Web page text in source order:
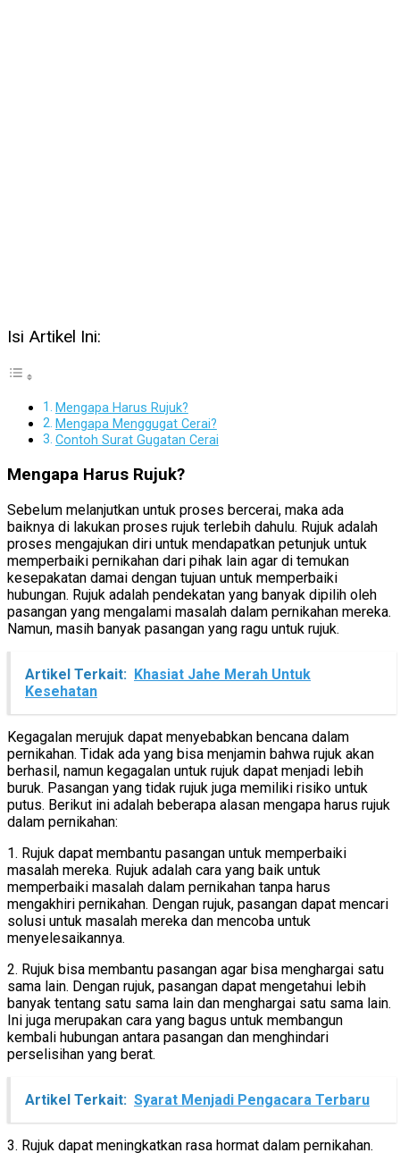
Isi Artikel Ini:
Mengapa Harus Rujuk?
Mengapa Menggugat Cerai?
Contoh Surat Gugatan Cerai
Mengapa Harus Rujuk?
Sebelum melanjutkan untuk proses bercerai, maka ada
baiknya di lakukan proses rujuk terlebih dahulu. Rujuk adalah
proses mengajukan diri untuk mendapatkan petunjuk untuk
memperbaiki pernikahan dari pihak lain agar di temukan
kesepakatan damai dengan tujuan untuk memperbaiki
hubungan. Rujuk adalah pendekatan yang banyak dipilih oleh
pasangan yang mengalami masalah dalam pernikahan mereka.
Namun, masih banyak pasangan yang ragu untuk rujuk.
Artikel Terkait: Khasiat Jahe Merah Untuk
Kesehatan
Kegagalan merujuk dapat menyebabkan bencana dalam
pernikahan. Tidak ada yang bisa menjamin bahwa rujuk akan
berhasil, namun kegagalan untuk rujuk dapat menjadi lebih
buruk. Pasangan yang tidak rujuk juga memiliki risiko untuk
putus. Berikut ini adalah beberapa alasan mengapa harus rujuk
dalam pernikahan:
1. Rujuk dapat membantu pasangan untuk memperbaiki
masalah mereka. Rujuk adalah cara yang baik untuk
memperbaiki masalah dalam pernikahan tanpa harus
mengakhiri pernikahan. Dengan rujuk, pasangan dapat mencari
solusi untuk masalah mereka dan mencoba untuk
menyelesaikannya.
2. Rujuk bisa membantu pasangan agar bisa menghargai satu
sama lain. Dengan rujuk, pasangan dapat mengetahui lebih
banyak tentang satu sama lain dan menghargai satu sama lain.
Ini juga merupakan cara yang bagus untuk membangun
kembali hubungan antara pasangan dan menghindari
perselisihan yang berat.
Artikel Terkait: Syarat Menjadi Pengacara Terbaru
3. Rujuk dapat meningkatkan rasa hormat dalam pernikahan.